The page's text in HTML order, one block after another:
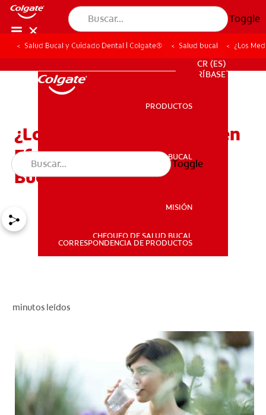
Toggle
SALUD BUCAL
PROMOCIONES
CR (ES)
SUSCRÍBASE
CR (ES)
SUSCRÍBASE
PRODUCTOS
SALUD BUCAL
MISIÓN
CHEQUEO DE SALUD BUCAL
CORRESPONDENCIA DE PRODUCTOS
Toggle
Salud Bucal y Cuidado Dental | Colgate® Salud bucal ¿Los
¿Los Medicamentos Tienen
Efecto Sobre Mi Salud
Bucal?
minutos leídos